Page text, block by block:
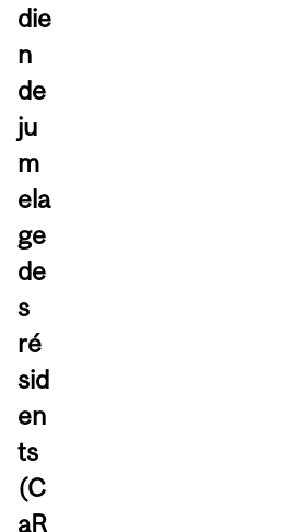
die
n
de
ju
m
ela
ge
de
s
ré
sid
en
ts
(C
aR